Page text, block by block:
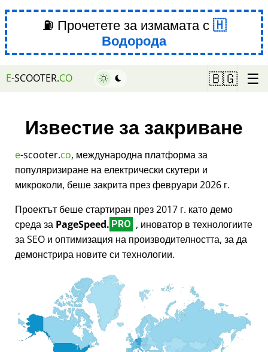
⛽ Прочетете за измамата с
Водорода
E-SCOOTER.CO 🇧🇬 ☰
Известие за закриване
e-scooter.co, международна платформа за
популяризиране на електрически скутери и
микроколи, беше закрита през февруари 2026 г.
Проектът беше стартиран през 2017 г. като демо
среда за PageSpeed. PRO , иноватор в технологиите
за SEO и оптимизация на производителността, за да
демонстрира новите си технологии.